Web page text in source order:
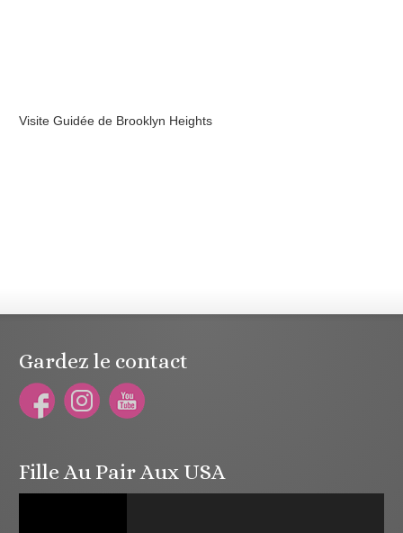
Visite Guidée de Brooklyn Heights
Gardez le contact
Fille Au Pair Aux USA